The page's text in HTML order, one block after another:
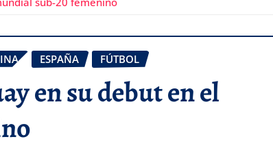
ESPAÑA FÚTBOL
en su debut en el